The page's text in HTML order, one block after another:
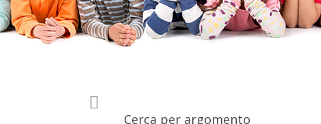
Cerca per argomento